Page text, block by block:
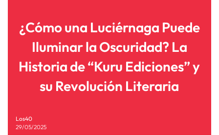
¿Cómo una Luciérnaga Puede
Iluminar la Oscuridad? La
Historia de “Kuru Ediciones” y
su Revolución Literaria
Los40
29/05/2025